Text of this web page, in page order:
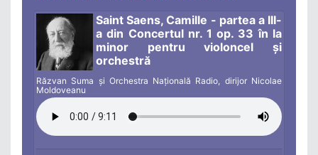
Saint Saens, Camille - partea a III-
a din Concertul nr. 1 op. 33 în la
minor pentru violoncel și
orchestră
Răzvan Suma și Orchestra Națională Radio, dirijor Nicolae
Moldoveanu